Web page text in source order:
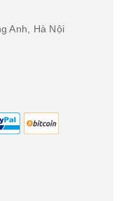
Anh, Hà Nội